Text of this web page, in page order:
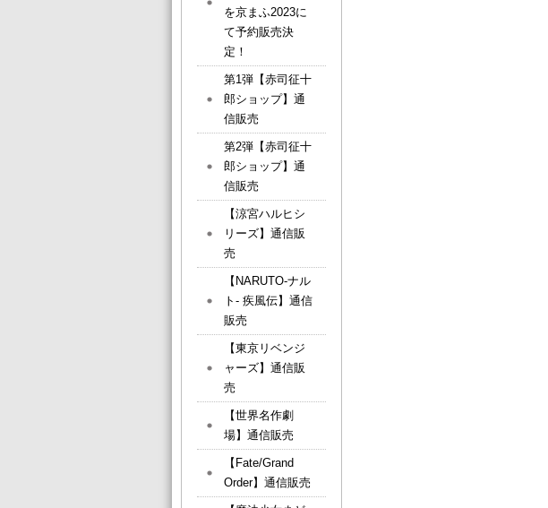
を京まふ2023に
て予約販売決
定！
第1弾【赤司征十
郎ショップ】通
信販売
第2弾【赤司征十
郎ショップ】通
信販売
【涼宮ハルヒシ
リーズ】通信販
売
【NARUTO-ナル
ト- 疾風伝】通信
販売
【東京リベンジ
ャーズ】通信販
売
【世界名作劇
場】通信販売
【Fate/Grand
Order】通信販売